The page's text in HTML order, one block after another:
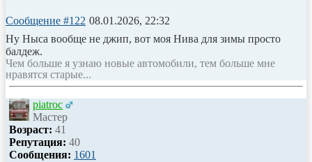
Сообщение #122 08.01.2026, 22:32
Ну Ныса вообще не джип, вот моя Нива для зимы просто
балдеж.
Чем больше я узнаю новые автомобили, тем больше мне
нравятся старые...
piatroc
Мастер
Возраст: 41
Репутация: 40
Сообщения: 1601